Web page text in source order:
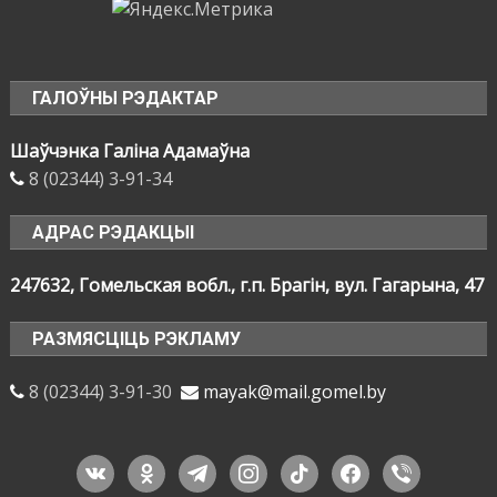
ГАЛОЎНЫ РЭДАКТАР
Шаўчэнка Галіна Адамаўна
8 (02344) 3-91-34
АДРАС РЭДАКЦЫІ
247632, Гомельская вобл., г.п. Брагін, вул. Гагарына, 47
РАЗМЯСЦІЦЬ РЭКЛАМУ
8 (02344) 3-91-30 mayak@mail.gomel.by
vkontakteodnoklassniki
telegraminstagram
tiktok facebook
viber